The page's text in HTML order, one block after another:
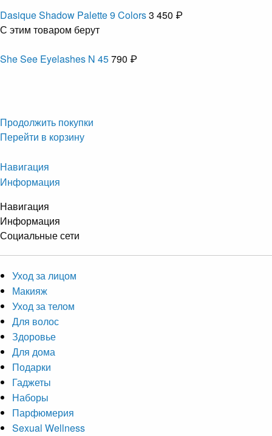
Dasique Shadow Palette 9 Colors3 450 ₽
С этим товаром берут
She See Eyelashes N 45790 ₽
Продолжить покупки
Перейти в корзину
Навигация
Информация
Навигация
Информация
Социальные сети
Уход за лицом
Макияж
Уход за телом
Для волос
Здоровье
Для дома
Подарки
Гаджеты
Наборы
Парфюмерия
Sexual Wellness